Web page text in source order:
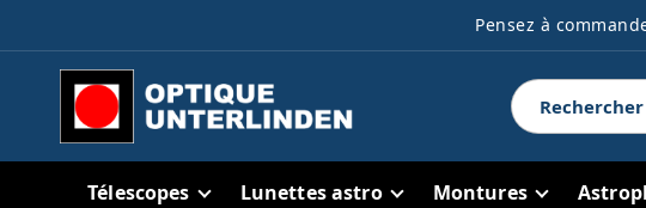
Pensez à
Télescopes Lunettes astro Montures